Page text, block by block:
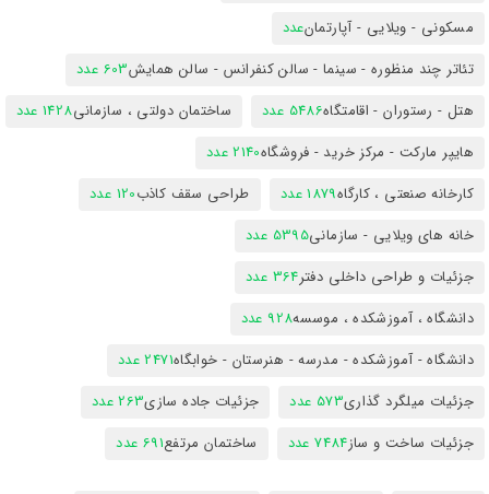
مسکونی - ویلایی - آپارتمانعدد
تئاتر چند منظوره - سینما - سالن کنفرانس - سالن همایش603 عدد
هتل - رستوران - اقامتگاه5486 عدد ساختمان دولتی ، سازمانی1428 عدد
هایپر مارکت - مرکز خرید - فروشگاه2140 عدد
کارخانه صنعتی ، کارگاه1879 عدد طراحی سقف کاذب120 عدد
خانه های ویلایی - سازمانی5395 عدد
جزئیات و طراحی داخلی دفتر364 عدد
دانشگاه ، آموزشکده ، موسسه928 عدد
دانشگاه - آموزشکده - مدرسه - هنرستان - خوابگاه2471 عدد
جزئیات میلگرد گذاری573 عدد جزئیات جاده سازی263 عدد
جزئیات ساخت و ساز7484 عدد ساختمان مرتفع691 عدد